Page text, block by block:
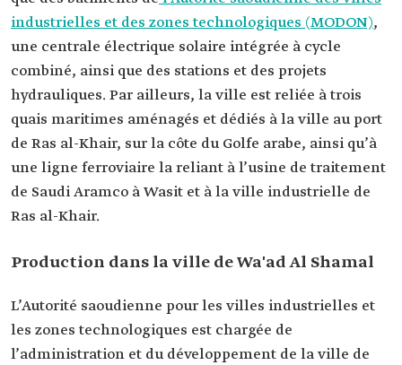
industrielles et des zones technologiques (MODON),
une centrale électrique solaire intégrée à cycle
combiné, ainsi que des stations et des projets
hydrauliques. Par ailleurs, la ville est reliée à trois
quais maritimes aménagés et dédiés à la ville au port
de Ras al-Khair, sur la côte du Golfe arabe, ainsi qu’à
une ligne ferroviaire la reliant à l’usine de traitement
de Saudi Aramco à Wasit et à la ville industrielle de
Ras al-Khair.
Production dans la ville de Wa'ad Al Shamal
L’Autorité saoudienne pour les villes industrielles et
les zones technologiques est chargée de
l’administration et du développement de la ville de